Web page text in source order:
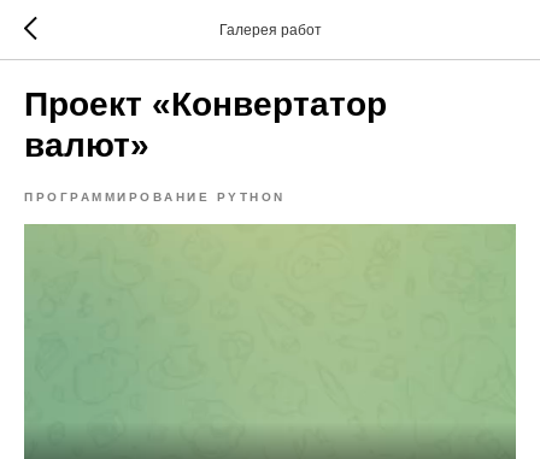
Галерея работ
Проект «Конвертатор
валют»
ПРОГРАММИРОВАНИЕ PYTHON